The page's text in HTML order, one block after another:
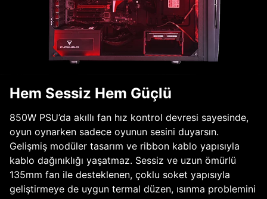
Hem Sessiz Hem Güçlü
850W PSU’da akıllı fan hız kontrol devresi sayesinde,
oyun oynarken sadece oyunun sesini duyarsın.
Gelişmiş modüler tasarım ve ribbon kablo yapısıyla
kablo dağınıklığı yaşatmaz. Sessiz ve uzun ömürlü
135mm fan ile desteklenen, çoklu soket yapısıyla
geliştirmeye de uygun termal düzen, ısınma problemini